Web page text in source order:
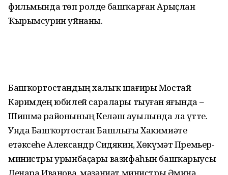
фильмында төп ролде башҡарған Арыҫлан
Ҡырымсурин уйнаны.
Башҡортостандың халыҡ шағиры Мостай
Кәримдең юбилей саралары тыуған яғында –
Шишмә районының Келәш ауылында ла үтте.
Унда Башҡортостан Башлығы Хакимиәте
етәксеһе Александр Сидякин, Хөкүмәт Премьер-
министры урынбаҫары вазифаһын башҡарыусы